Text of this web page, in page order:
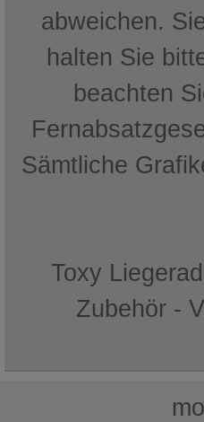
abweichen.
halten Sie
beachten
Sämtliche
Toxy
Zubehör -